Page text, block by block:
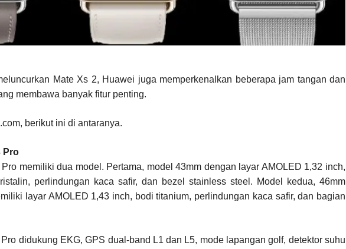
Mate Xs 2, Huawei juga memperkenalkan beberapa jam tangan dan
membawa banyak fitur penting.
berikut ini di antaranya.
Pro
memiliki dua model. Pertama, model 43mm dengan layar AMOLED 1,32 inch,
perlindungan kaca safir, dan bezel stainless steel. Model kedua, 46mm
layar AMOLED 1,43 inch, bodi titanium, perlindungan kaca safir, dan bagian
didukung EKG, GPS dual-band L1 dan L5, mode lapangan golf, detektor suhu